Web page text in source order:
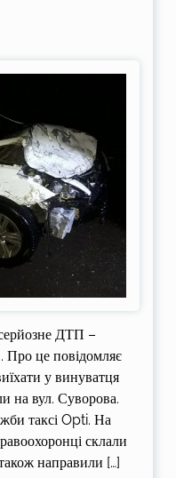
ДТП –
Про це повідомляє
у винуватця
на вул. Суворова.
таксі Opti. На
склали
направили […]